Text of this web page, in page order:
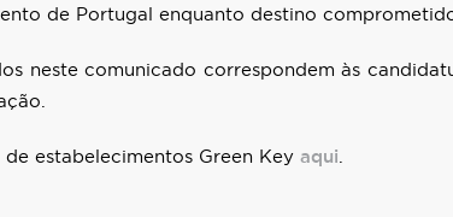
de Portugal enquanto destino
neste comunicado correspondem às
estabelecimentos Green Key aqui